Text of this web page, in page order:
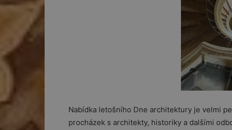
Nabídka letošního Dne architektury je velmi
procházek s architekty, historiky a dalšími